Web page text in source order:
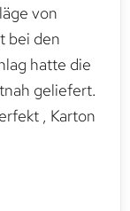
von
bei den
hatte die
geliefert.
, Karton